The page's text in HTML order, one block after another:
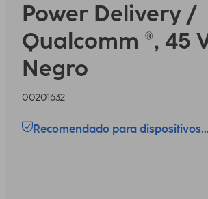
Power Delivery /
Qualcomm ®, 45
Negro
00201632
Recomendado para dispositivos...